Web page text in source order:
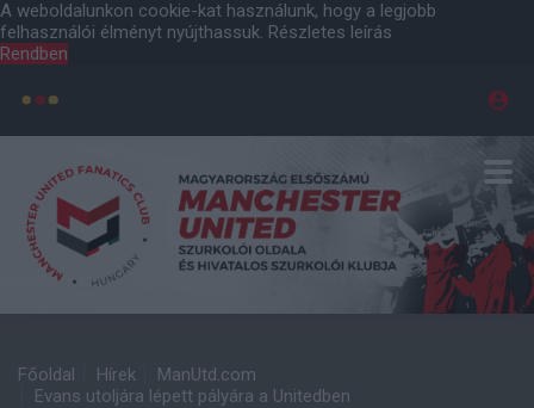
A weboldalunkon cookie-kat használunk, hogy a legjobb
felhasználói élményt nyújthassuk. Részletes leírás
Rendben
Főoldal Hírek
ManUtd.com
Evans utoljára lépett pályára a Unitedben